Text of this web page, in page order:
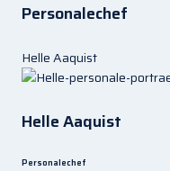
Personalechef
Helle Aaquist
Helle Aaquist
Personalechef